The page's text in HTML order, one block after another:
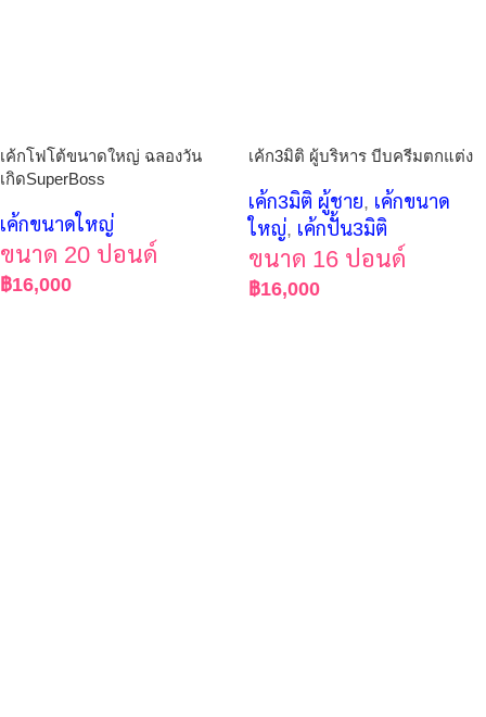
เค้กโฟโต้ขนาดใหญ่ ฉลองวัน
เกิดSuperBoss
เค้กขนาดใหญ่
ขนาด 20 ปอนด์
฿16,000
เค้ก3มิติ ผู้บริหาร บีบครีมตกแต่ง
เค้ก3มิติ ผู้ชาย, เค้กขนาด
ใหญ่, เค้กปั้น3มิติ
ขนาด 16 ปอนด์
฿16,000